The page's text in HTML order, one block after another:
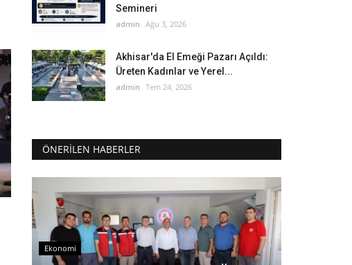
Semineri
admin Ağu 3, 2026
Akhisar'da El Emeği Pazarı Açıldı:
Üreten Kadınlar ve Yerel...
admin Tem 24, 2026
ÖNERILEN HABERLER
Ekonomi